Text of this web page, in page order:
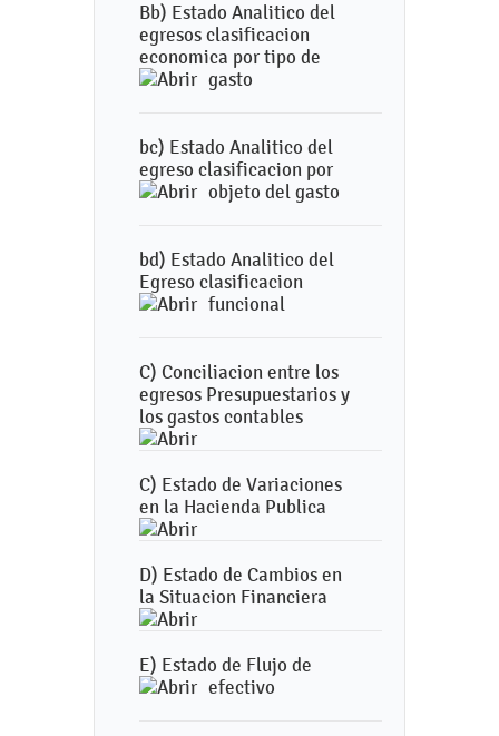
Bb) Estado Analitico del
egresos clasificacion
economica por tipo de
gasto
bc) Estado Analitico del
egreso clasificacion por
objeto del gasto
bd) Estado Analitico del
Egreso clasificacion
funcional
C) Conciliacion entre los
egresos Presupuestarios y
los gastos contables
C) Estado de Variaciones
en la Hacienda Publica
D) Estado de Cambios en
la Situacion Financiera
E) Estado de Flujo de
efectivo